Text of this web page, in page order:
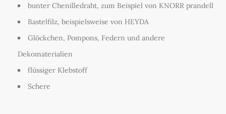
bunter Chenilledraht, zum Beispiel von KNORR prandell
Bastelfilz, beispielsweise von HEYDA
Glöckchen, Pompons, Federn und andere
Dekomaterialien
flüssiger Klebstoff
Schere